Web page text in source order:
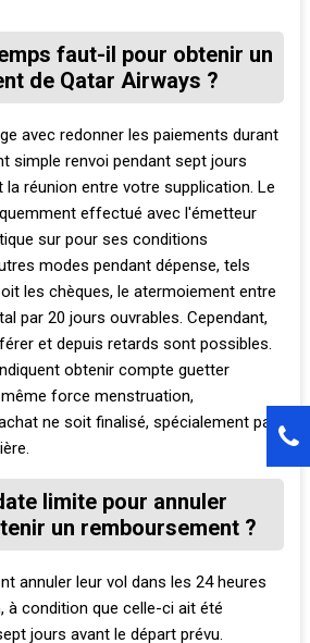
faut-il pour obtenir un
de Qatar Airways ?
avec redonner les paiements durant
simple renvoi pendant sept jours
réunion entre votre supplication. Le
effectué avec l'émetteur
sur pour ses conditions
modes pendant dépense, tels
les chèques, le atermoiement entre
par 20 jours ouvrables. Cependant,
et depuis retards sont possibles.
obtenir compte guetter
force menstruation,
ne soit finalisé, spécialement par
limite pour annuler
un remboursement ?
annuler leur vol dans les 24 heures
à condition que celle-ci ait été
jours avant le départ prévu.